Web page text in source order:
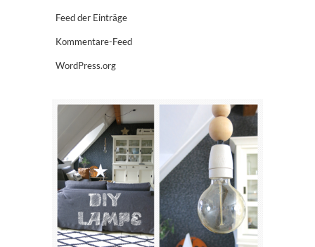
Feed der Einträge
Kommentare-Feed
WordPress.org